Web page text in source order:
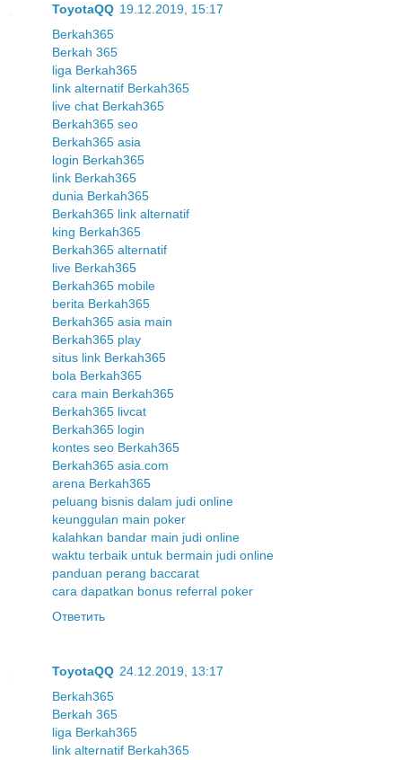
ToyotaQQ 19.12.2019, 15:17
Berkah365
Berkah 365
liga Berkah365
link alternatif Berkah365
live chat Berkah365
Berkah365 seo
Berkah365 asia
login Berkah365
link Berkah365
dunia Berkah365
Berkah365 link alternatif
king Berkah365
Berkah365 alternatif
live Berkah365
Berkah365 mobile
berita Berkah365
Berkah365 asia main
Berkah365 play
situs link Berkah365
bola Berkah365
cara main Berkah365
Berkah365 livcat
Berkah365 login
kontes seo Berkah365
Berkah365 asia.com
arena Berkah365
peluang bisnis dalam judi online
keunggulan main poker
kalahkan bandar main judi online
waktu terbaik untuk bermain judi online
panduan perang baccarat
cara dapatkan bonus referral poker
Ответить
ToyotaQQ 24.12.2019, 13:17
Berkah365
Berkah 365
liga Berkah365
link alternatif Berkah365